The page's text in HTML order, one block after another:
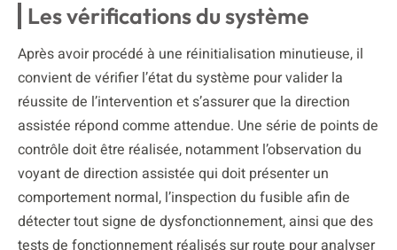
Les vérifications du système
Après avoir procédé à une réinitialisation minutieuse, il
convient de vérifier l’état du système pour valider la
réussite de l’intervention et s’assurer que la direction
assistée répond comme attendue. Une série de points de
contrôle doit être réalisée, notamment l’observation du
voyant de direction assistée qui doit présenter un
comportement normal, l’inspection du fusible afin de
détecter tout signe de dysfonctionnement, ainsi que des
tests de fonctionnement réalisés sur route pour analyser